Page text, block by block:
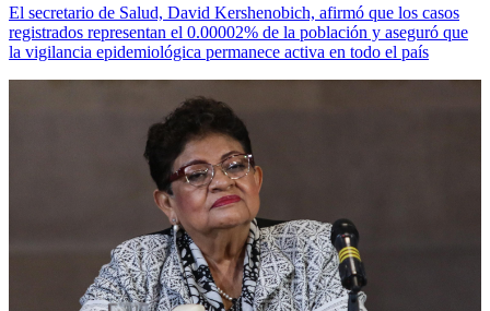
El secretario de Salud, David Kershenobich, afirmó que los casos
registrados representan el 0.00002% de la población y aseguró que
la vigilancia epidemiológica permanece activa en todo el país